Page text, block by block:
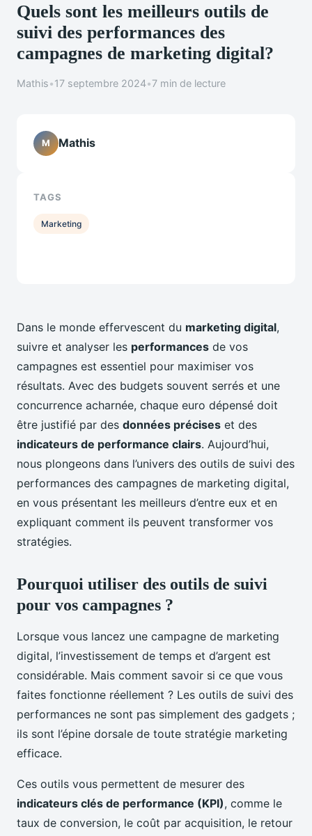
Quels sont les meilleurs outils de
suivi des performances des
campagnes de marketing digital?
Mathis•17 septembre 2024•7 min de lecture
Dans le monde effervescent du marketing digital,
suivre et analyser les performances de vos
campagnes est essentiel pour maximiser vos
résultats. Avec des budgets souvent serrés et une
concurrence acharnée, chaque euro dépensé doit
être justifié par des données précises et des
indicateurs de performance clairs. Aujourd’hui,
nous plongeons dans l’univers des outils de suivi des
performances des campagnes de marketing digital,
en vous présentant les meilleurs d’entre eux et en
expliquant comment ils peuvent transformer vos
stratégies.
Pourquoi utiliser des outils de suivi
pour vos campagnes ?
Lorsque vous lancez une campagne de marketing
digital, l’investissement de temps et d’argent est
considérable. Mais comment savoir si ce que vous
faites fonctionne réellement ? Les outils de suivi des
performances ne sont pas simplement des gadgets ;
ils sont l’épine dorsale de toute stratégie marketing
efficace.
Ces outils vous permettent de mesurer des
indicateurs clés de performance (KPI), comme le
taux de conversion, le coût par acquisition, le retour
M Mathis
TAGS
Marketing